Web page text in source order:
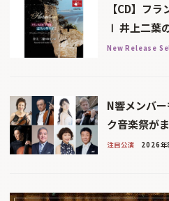
【CD】フ
Ⅰ 井上二葉
New Release
N響メンバ
ク音楽祭が
注目公演 2026年